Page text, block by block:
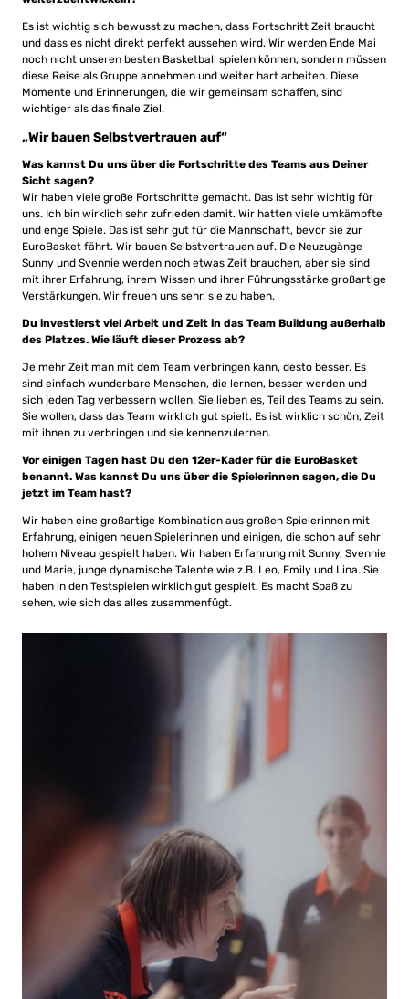
Es ist wichtig sich bewusst zu machen, dass Fortschritt Zeit braucht
und dass es nicht direkt perfekt aussehen wird. Wir werden Ende Mai
noch nicht unseren besten Basketball spielen können, sondern müssen
diese Reise als Gruppe annehmen und weiter hart arbeiten. Diese
Momente und Erinnerungen, die wir gemeinsam schaffen, sind
wichtiger als das finale Ziel.
„Wir bauen Selbstvertrauen auf“
Was kannst Du uns über die Fortschritte des Teams aus Deiner
Sicht sagen?
Wir haben viele große Fortschritte gemacht. Das ist sehr wichtig für
uns. Ich bin wirklich sehr zufrieden damit. Wir hatten viele umkämpfte
und enge Spiele. Das ist sehr gut für die Mannschaft, bevor sie zur
EuroBasket fährt. Wir bauen Selbstvertrauen auf. Die Neuzugänge
Sunny und Svennie werden noch etwas Zeit brauchen, aber sie sind
mit ihrer Erfahrung, ihrem Wissen und ihrer Führungsstärke großartige
Verstärkungen. Wir freuen uns sehr, sie zu haben.
Du investierst viel Arbeit und Zeit in das Team Buildung außerhalb
des Platzes. Wie läuft dieser Prozess ab?
Je mehr Zeit man mit dem Team verbringen kann, desto besser. Es
sind einfach wunderbare Menschen, die lernen, besser werden und
sich jeden Tag verbessern wollen. Sie lieben es, Teil des Teams zu sein.
Sie wollen, dass das Team wirklich gut spielt. Es ist wirklich schön, Zeit
mit ihnen zu verbringen und sie kennenzulernen.
Vor einigen Tagen hast Du den 12er-Kader für die EuroBasket
benannt. Was kannst Du uns über die Spielerinnen sagen, die Du
jetzt im Team hast?
Wir haben eine großartige Kombination aus großen Spielerinnen mit
Erfahrung, einigen neuen Spielerinnen und einigen, die schon auf sehr
hohem Niveau gespielt haben. Wir haben Erfahrung mit Sunny, Svennie
und Marie, junge dynamische Talente wie z.B. Leo, Emily und Lina. Sie
haben in den Testspielen wirklich gut gespielt. Es macht Spaß zu
sehen, wie sich das alles zusammenfügt.